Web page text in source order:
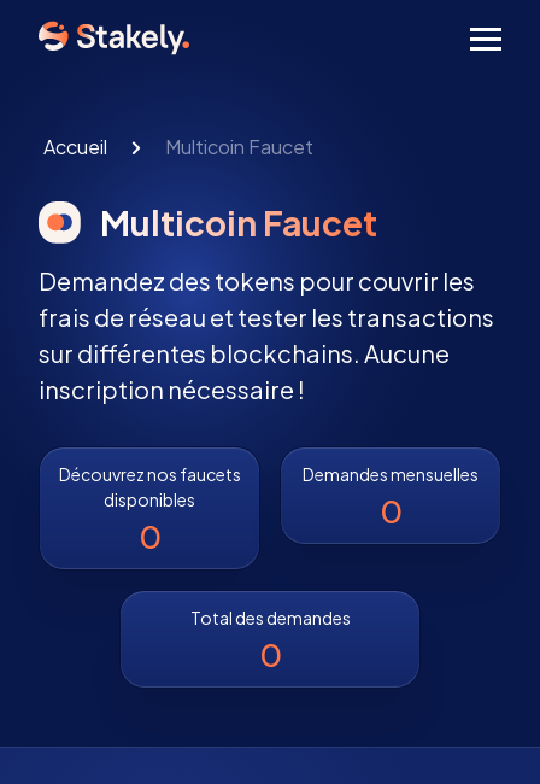
Accueil Multicoin Faucet
Multicoin Faucet
Demandez des tokens pour couvrir les
frais de réseau et tester les transactions
sur différentes blockchains. Aucune
inscription nécessaire !
Découvrez nos faucets
disponibles
0
Demandes mensuelles
0
Total des demandes
0